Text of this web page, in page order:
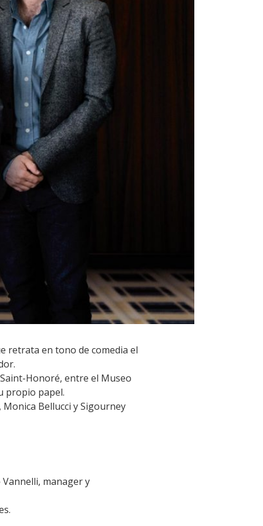
retrata en tono de comedia el
Honoré, entre el Museo
propio papel.
Bellucci y Sigourney
manager y